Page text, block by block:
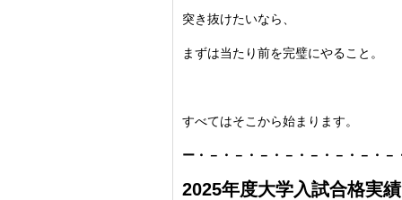
突き抜けたいなら、
まずは当たり前を完璧にやること。
すべてはそこから始まります。
ー・－・－・－・－・－・－・－・
2025年度大学入試合格実績